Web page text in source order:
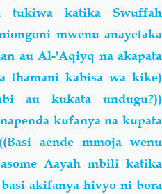
tukiwa katika Swuffah
mwenu anayetaka
au Al-'Aqiyq na akapata
thamani kabisa wa kike)
au kukata undugu?))
kufanya na kupata
aende mmoja wenu
Aayah mbili katika
basi akifanya hivyo ni bora